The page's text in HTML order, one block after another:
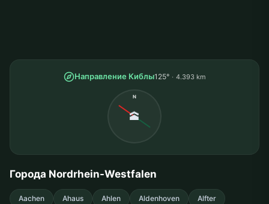
Направление Киблы125° 4.393 km
N
🕋
Города Nordrhein-Westfalen
Aachen Ahaus Ahlen Aldenhoven Alfter